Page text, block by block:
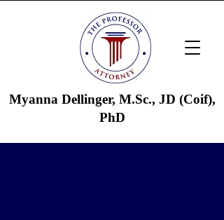
Myanna Dellinger, M.Sc., JD (Coif),
PhD